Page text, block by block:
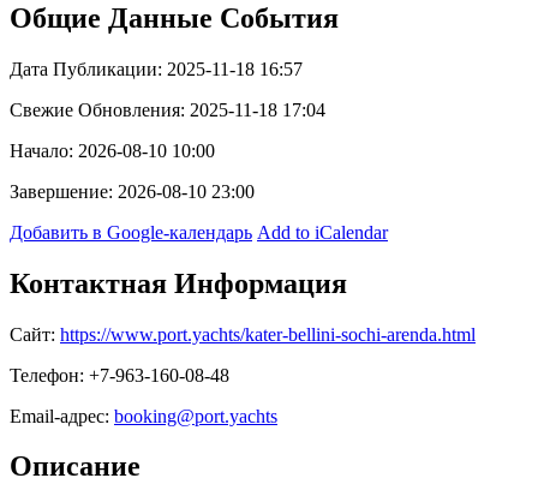
Общие Данные События
Дата Публикации: 2025-11-18 16:57
Свежие Обновления: 2025-11-18 17:04
Начало: 2026-08-10 10:00
Завершение: 2026-08-10 23:00
Добавить в Google-календарь Add to iCalendar
Контактная Информация
Сайт: https://www.port.yachts/kater-bellini-sochi-arenda.html
Телефон: +7-963-160-08-48
Email-адрес: booking@port.yachts
Описание